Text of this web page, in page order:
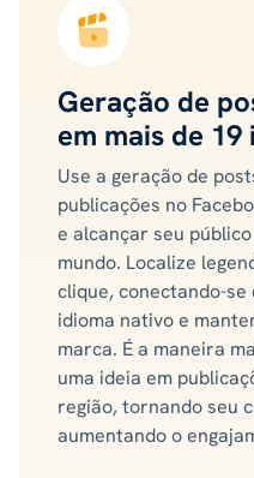
Geração de
em mais de 19
Use a geração de
publicações no
e alcançar seu
mundo. Localize
clique, conectando-se
idioma nativo e
marca. É a maneira
uma ideia em
região, tornando seu
aumentando o